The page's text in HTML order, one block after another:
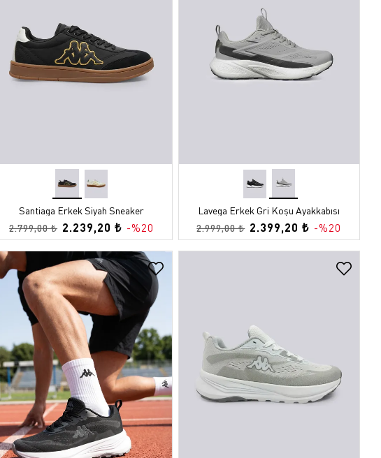
Parfüm
Atkı
Futbol Topu
Boyunluk
Atkı
Santiaga Erkek Siyah Sneaker
2.799,00 ₺ 2.239,20 ₺ -%20
Lavega Erkek Gri Koşu Ayakkabısı
2.999,00 ₺ 2.399,20 ₺ -%20